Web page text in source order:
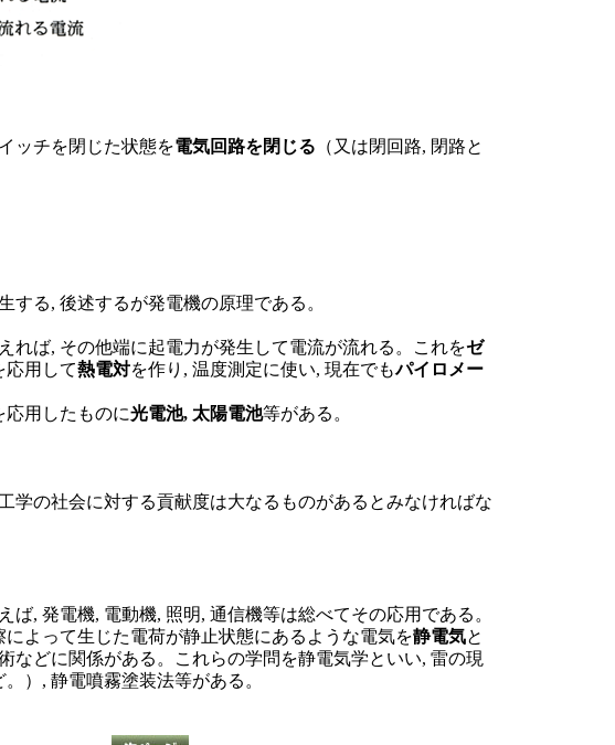
ッチを閉じた状態を電気回路を閉じる （又は閉回路, 閉路と
る, 後述するが発電機の原理である。
れば, その他端に起電力が発生して電流が流れる。これをゼ
応用して熱電対を作り, 温度測定に使い, 現在でもパイロメー
応用したものに光電池, 太陽電池等がある。
の社会に対する貢献度は大なるものがあるとみなければな
, 発電機, 電動機, 照明, 通信機等は総べてその応用である。
よって生じた電荷が静止状態にあるような電気を静電気と
などに関係がある。これらの学問を静電気学といい, 雷の現
）, 静電噴霧塗装法等がある。